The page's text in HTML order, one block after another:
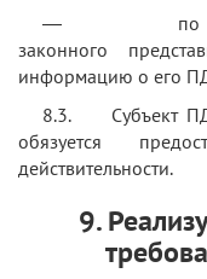
— по
законного
информацию о его
8.3. Субъект
обязуется
действительности.
9.